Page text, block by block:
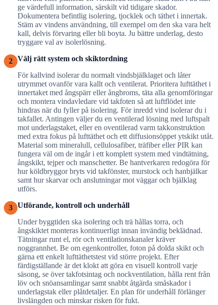
ge värdefull information, särskilt vid tidigare skador.
Dokumentera befintlig isolering, tjocklek och täthet i innertak.
Stäm av vindens användning, till exempel om den ska vara helt
kall, delvis förvaring eller bli boyta. Ju bättre underlag, desto
tryggare val av isolerlösning.
2 Välj rätt system och skiktordning
För kallvind isolerar du normalt vindsbjälklaget och låter
utrymmet ovanför vara kallt och ventilerat. Prioritera lufttäthet i
innertaket med ångspärr eller ångbroms, täta alla genomföringar
och montera vindavledare vid takfoten så att luftflödet inte
hindras när du fyller på isolering. För inredd vind isolerar du i
takfallet. Antingen väljer du en ventilerad lösning med luftspalt
mot underlagstaket, eller en oventilerad varm takkonstruktion
med extra fokus på lufttäthet och ett diffusionsöppet ytskikt utåt.
Material som mineralull, cellulosafiber, träfiber eller PIR kan
fungera väl om de ingår i ett komplett system med vindtätning,
ångskikt, tejper och manschetter. Be hantverkaren redogöra för
hur köldbryggor bryts vid takfönster, murstock och hanbjälkar
samt hur skarvar och anslutningar mot väggar och bjälklag
utförs.
3 Utförande, kontroll och underhåll
Under byggtiden ska isolering och trä hållas torra, och
ångskiktet monteras kontinuerligt innan invändig beklädnad.
Tätningar runt el, rör och ventilationskanaler kräver
noggrannhet. Be om egenkontroller, foton på dolda skikt och
gärna ett enkelt lufttäthetstest vid större projekt. Efter
färdigställande är det klokt att göra en visuell kontroll varje
säsong, se över takfotsintag och nockventilation, hålla rent från
löv och snöansamlingar samt snabbt åtgärda småskador i
underlagstak eller plåtdetaljer. En plan för underhåll förlänger
livslängden och minskar risken för fukt.